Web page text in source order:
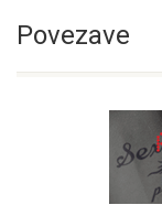
Povezave